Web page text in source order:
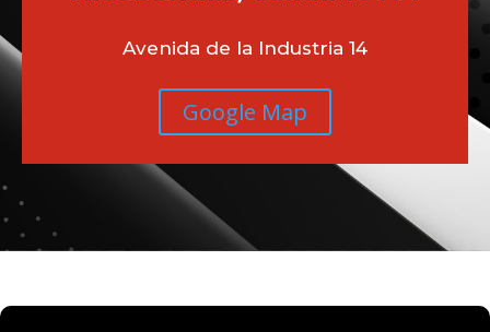
Avenida de la Industria 14
Google Map